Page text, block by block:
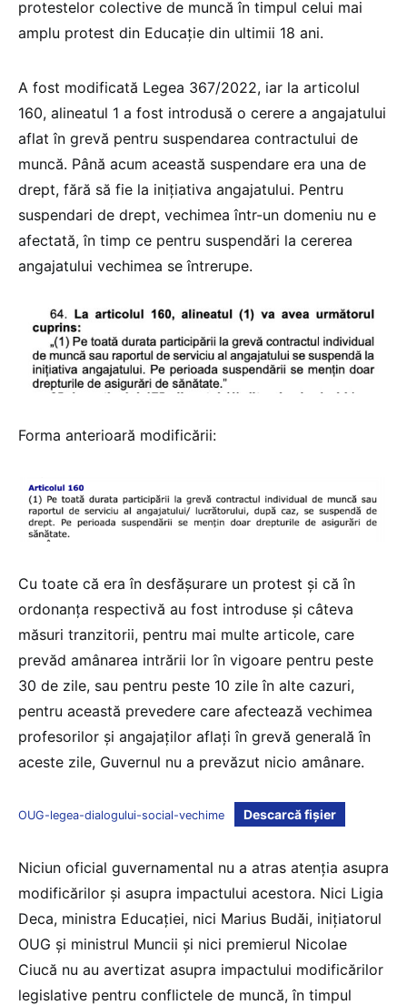
protestelor colective de muncă în timpul celui mai
amplu protest din Educație din ultimii 18 ani.
A fost modificată Legea 367/2022, iar la articolul
160, alineatul 1 a fost introdusă o cerere a angajatului
aflat în grevă pentru suspendarea contractului de
muncă. Până acum această suspendare era una de
drept, fără să fie la inițiativa angajatului. Pentru
suspendari de drept, vechimea într-un domeniu nu e
afectată, în timp ce pentru suspendări la cererea
angajatului vechimea se întrerupe.
Forma anterioară modificării:
Cu toate că era în desfășurare un protest și că în
ordonanța respectivă au fost introduse și câteva
măsuri tranzitorii, pentru mai multe articole, care
prevăd amânarea intrării lor în vigoare pentru peste
30 de zile, sau pentru peste 10 zile în alte cazuri,
pentru această prevedere care afectează vechimea
profesorilor și angajaților aflați în grevă generală în
aceste zile, Guvernul nu a prevăzut nicio amânare.
OUG-legea-dialogului-social-vechime Descarcă fișier
Niciun oficial guvernamental nu a atras atenția asupra
modificărilor și asupra impactului acestora. Nici Ligia
Deca, ministra Educației, nici Marius Budăi, inițiatorul
OUG și ministrul Muncii și nici premierul Nicolae
Ciucă nu au avertizat asupra impactului modificărilor
legislative pentru conflictele de muncă, în timpul